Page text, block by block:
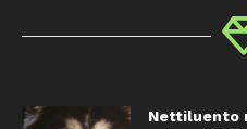
Nettiluento